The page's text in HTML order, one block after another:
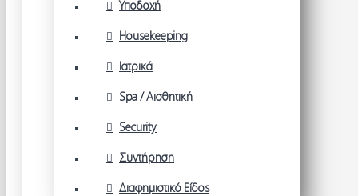
Υποδοχή
Housekeeping
Ιατρικά
Spa / Αισθητική
Security
Συντήρηση
Διαφημιστικό Είδος